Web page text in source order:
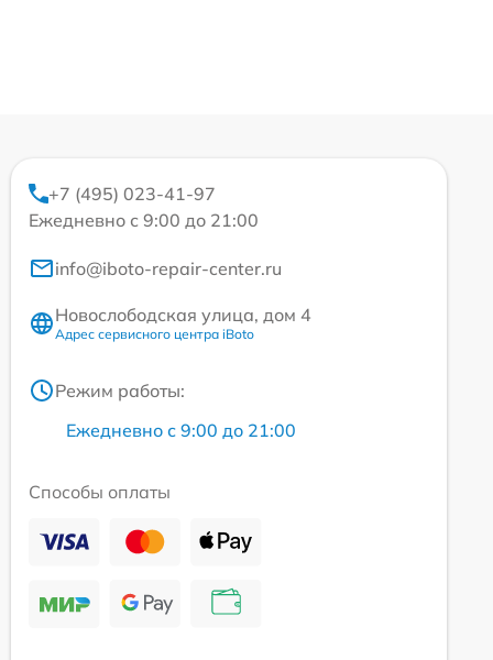
+7 (495) 023-41-97
Ежедневно с 9:00 до 21:00
info@iboto-repair-center.ru
Новослободская улица, дом 4
Адрес сервисного центра iBoto
Режим работы:
Ежедневно с 9:00 до 21:00
Способы оплаты